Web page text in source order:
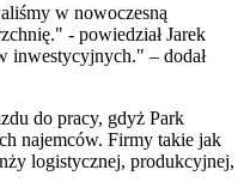
w nowoczesną
- powiedział Jarek
inwestycyjnych." – dodał
do pracy, gdyż Park
najemców. Firmy takie jak
logistycznej, produkcyjnej,